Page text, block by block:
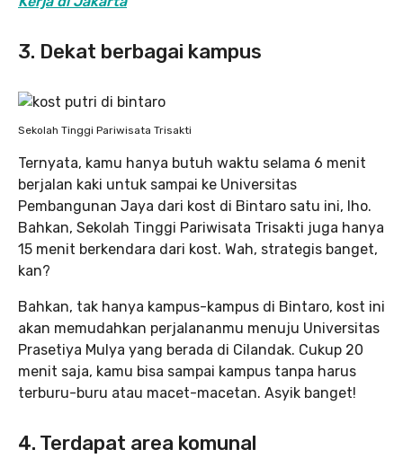
3. Dekat berbagai kampus
Sekolah Tinggi Pariwisata Trisakti
Ternyata, kamu hanya butuh waktu selama 6 menit
berjalan kaki untuk sampai ke Universitas
Pembangunan Jaya dari kost di Bintaro satu ini, lho.
Bahkan, Sekolah Tinggi Pariwisata Trisakti juga hanya
15 menit berkendara dari kost. Wah, strategis banget,
kan?
Bahkan, tak hanya kampus-kampus di Bintaro, kost ini
akan memudahkan perjalananmu menuju Universitas
Prasetiya Mulya yang berada di Cilandak. Cukup 20
menit saja, kamu bisa sampai kampus tanpa harus
terburu-buru atau macet-macetan. Asyik banget!
4. Terdapat area komunal